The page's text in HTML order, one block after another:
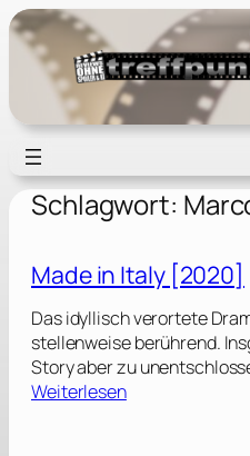
Zum
Inhalt
springen
Schlagwort:
Made in Italy [2020]
Das idyllisch verortete
stellenweise berührend.
Story aber zu
Weiterlesen: